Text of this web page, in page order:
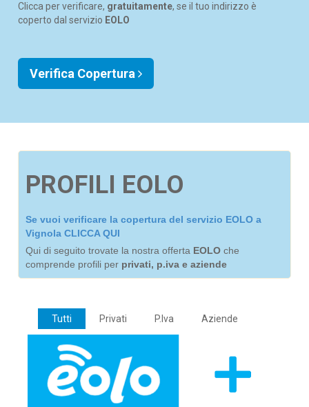
Clicca per verificare, gratuitamente, se il tuo indirizzo è
coperto dal servizio EOLO
Verifica Copertura
PROFILI EOLO
Se vuoi verificare la copertura del servizio EOLO a
Vignola CLICCA QUI
Qui di seguito trovate la nostra offerta EOLO che
comprende profili per privati, p.iva e aziende
Tutti Privati P.Iva Aziende